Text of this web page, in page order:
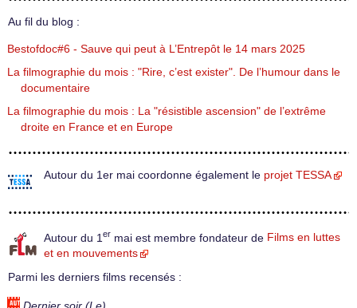
Au fil du blog :
Bestofdoc#6 - Sauve qui peut à L’Entrepôt le 14 mars 2025
La filmographie du mois : "Rire, c’est exister". De l’humour dans le
documentaire
La filmographie du mois : La "résistible ascension" de l’extrême
droite en France et en Europe
Autour du 1er mai coordonne également le projet TESSA
Autour du 1 er mai est membre fondateur de Films en luttes
et en mouvements
Parmi les derniers films recensés :